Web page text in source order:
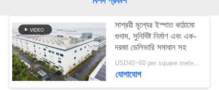
করুন
খবর
মামলা
সাশ্রয়ী মূল্যের ইস্পাত কাঠামো
গুদাম, সুনির্দিষ্ট নির্মাণ এবং এক-
দরজা ডেলিভারি সমাধান সহ
USD40~60 per square meter MOQ:1000 sqm
যোগাযোগ